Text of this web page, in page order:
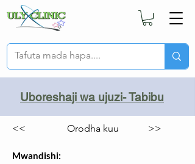
Uboreshaji wa ujuzi- Tabibu
<< Orodha kuu >>
Mwandishi: